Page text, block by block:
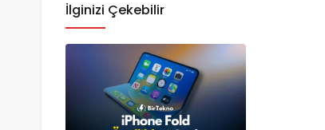
İlginizi Çekebilir